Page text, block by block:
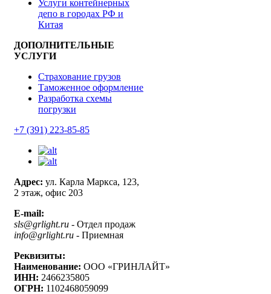
Услуги контейнерных
депо в городах РФ и
Китая
ДОПОЛНИТЕЛЬНЫЕ
УСЛУГИ
Страхование грузов
Таможенное оформление
Разработка схемы
погрузки
+7 (391) 223-85-85
Адрес: ул. Карла Маркса, 123,
2 этаж, офис 203
E-mail:
sls@grlight.ru - Отдел продаж
info@grlight.ru - Приемная
Реквизиты:
Наименование: ООО «ГРИНЛАЙТ»
ИНН: 2466235805
ОГРН: 1102468059099